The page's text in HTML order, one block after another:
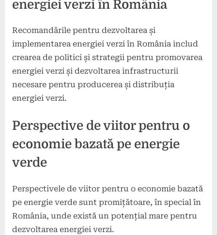
energiei verzi în România
Recomandările pentru dezvoltarea și
implementarea energiei verzi în România includ
crearea de politici și strategii pentru promovarea
energiei verzi și dezvoltarea infrastructurii
necesare pentru producerea și distribuția
energiei verzi.
Perspective de viitor pentru o
economie bazată pe energie
verde
Perspectivele de viitor pentru o economie bazată
pe energie verde sunt promițătoare, în special în
România, unde există un potențial mare pentru
dezvoltarea energiei verzi.